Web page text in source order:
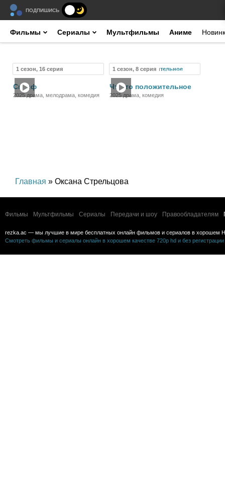
ПОДПИШИСЬ
Фильмы Сериалы Мультфильмы Аниме
1 сезон, 16 серия
Склиф
2025 драма, мелодрама, комедия
1 сезон, 8 серия Сериал
Что-то положительное
2025 драма, комедия
Главная » Оксана Стрельцова
Фильмы Мультфильмы Сериалы Передачи и шоу Правообладателям
rezka.ac — мы лучшие в мире бесплатных онлайн фильмов и сериалов в хорошем
Смотреть фильмы и сериалы онлайн в хорошем качестве 720p hd и без